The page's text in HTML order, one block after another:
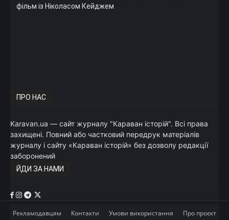
фільм із Ніколасом Кейджем
ПРО НАС
Karavan.ua — сайт журналу "Караван історій". Всі права
захищені. Повний або частковий передрук матеріалів
журналу і сайту «Караван історій» без дозволу редакції
заборонений
ЙДИ ЗА НАМИ
Рекламодавцям Контакти Умови використання Про проєкт